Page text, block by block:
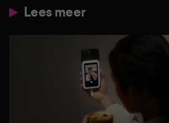
Lees meer